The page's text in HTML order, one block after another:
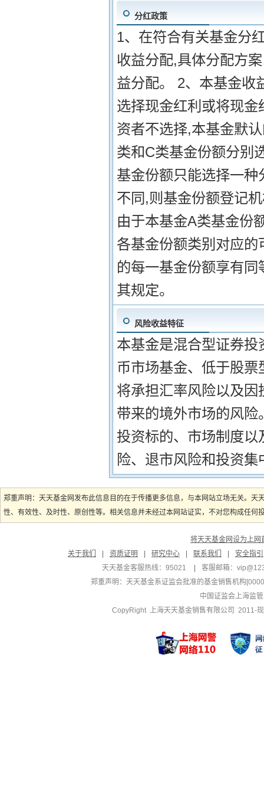
分红政策
1、在符合有关基金分
收益分配,具体分配方
益分配。 2、本基金收
选择现金红利或将现
资者不选择,本基金默
类和C类基金份额分别
基金份额只能选择一
不同,则基金份额登记
由于本基金A类基金份
各基金份额类别对应
的每一基金份额享有
其规定。
风险收益特征
本基金是混合型证券
币市场基金、低于股
将承担汇率风险以及
带来的境外市场的风
投资标的、市场制度
险、退市风险和投资集
郑重声明：天天基金网发布此信息目的在于传播更多信息，与本网站立场无关。
性、有效性、及时性、原创性等。相关信息并未经过本网站证实，不对您构成任
将天天基金网设为上网
关于我们
资质证明 研究中心 联系我们
安全指引
天天基金客服热线：95021
客服邮箱：
郑重声明： 天天基金系证监会批准的基金销售机构
中国证监会上海监
CopyRight 上海天天基金销售有限公司 2011-